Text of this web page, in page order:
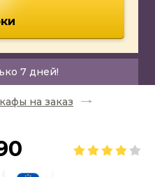
7 дней!
на заказ